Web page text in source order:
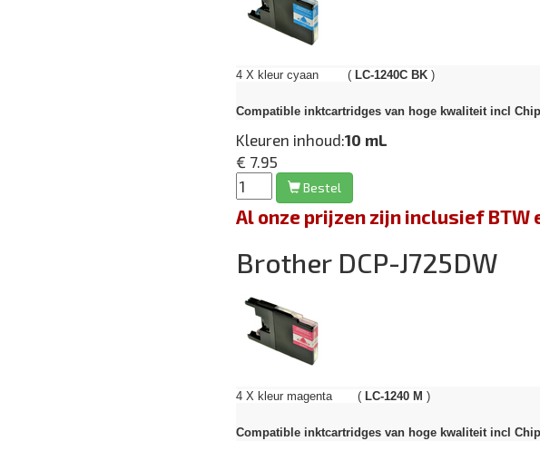
4 X kleur cyaan (LC-1240C BK )
Compatible inktcartridges van hoge kwaliteit incl Chip
Kleuren inhoud:10 mL
€ 7.95
Bestel
Al onze prijzen zijn inclusief BTW
Brother DCP-J725DW
4 X kleur magenta ( LC-1240 M )
Compatible inktcartridges van hoge kwaliteit incl Chip